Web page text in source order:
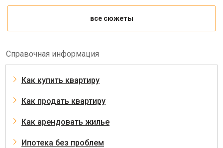
все сюжеты
Справочная информация
Как купить квартиру
Как продать квартиру
Как арендовать жилье
Ипотека без проблем